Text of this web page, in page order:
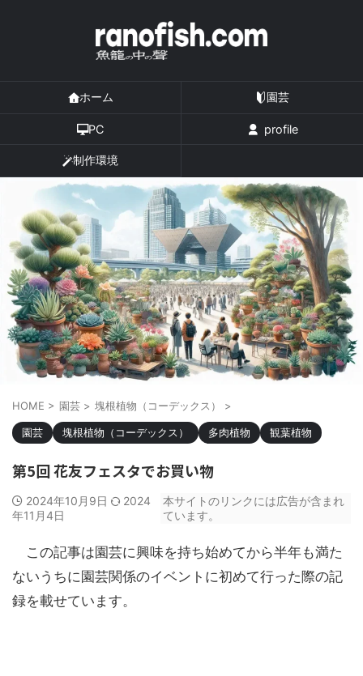
ホーム 園芸
PC profile
制作環境
HOME > 園芸 > 塊根植物（コーデックス） >
園芸 塊根植物（コーデックス） 多肉植物 観葉植物
第5回 花友フェスタでお買い物
2024年10月9日
2024
年11月4日
本サイトのリンクには広告が含まれ
ています。
この記事は園芸に興味を持ち始めてから半年も満た
ないうちに園芸関係のイベントに初めて行った際の記
録を載せています。